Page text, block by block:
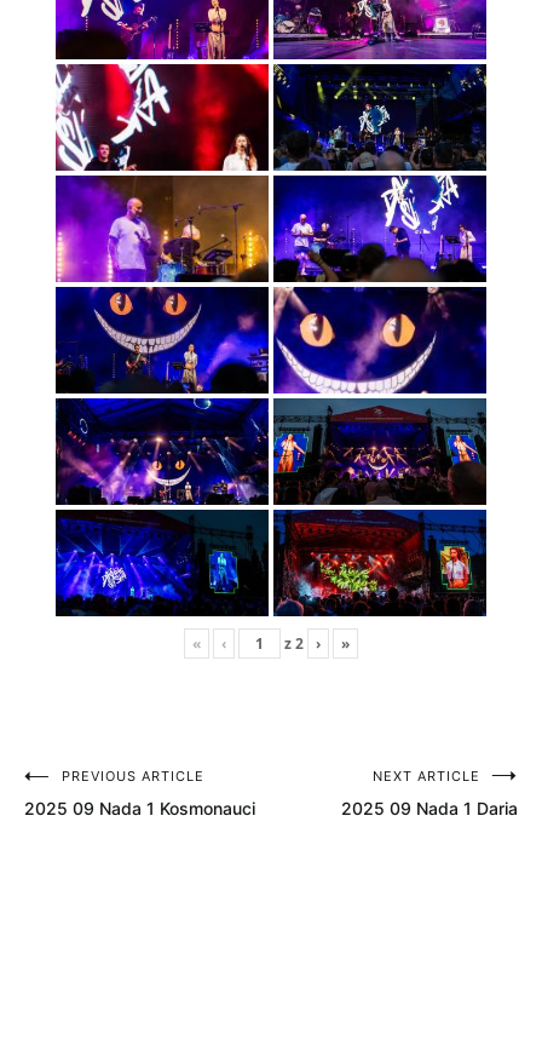
« ‹ z2 › »
Nawigacja
PREVIOUS ARTICLE
2025 09 Nada 1 Kosmonauci
NEXT ARTICLE
2025 09 Nada 1 Daria